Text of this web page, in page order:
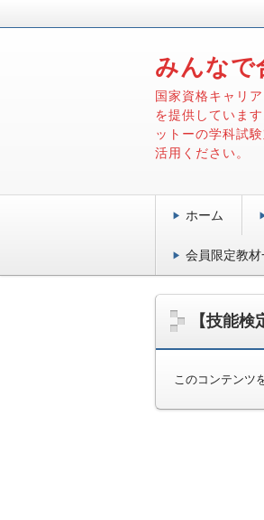
みんな
国家資格キャリ
を提供していま
ットーの学科試
活用ください。
ホーム
会員限定教材
【技能
このコンテンツ